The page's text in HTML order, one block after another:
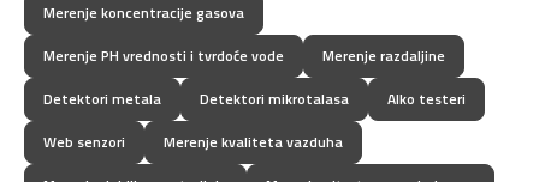
Merenje koncentracije gasova
Merenje PH vrednosti i tvrdoće vode
Merenje razdaljine
Detektori metala
Detektori mikrotalasa
Alko testeri
Web senzori
Merenje kvaliteta vazduha